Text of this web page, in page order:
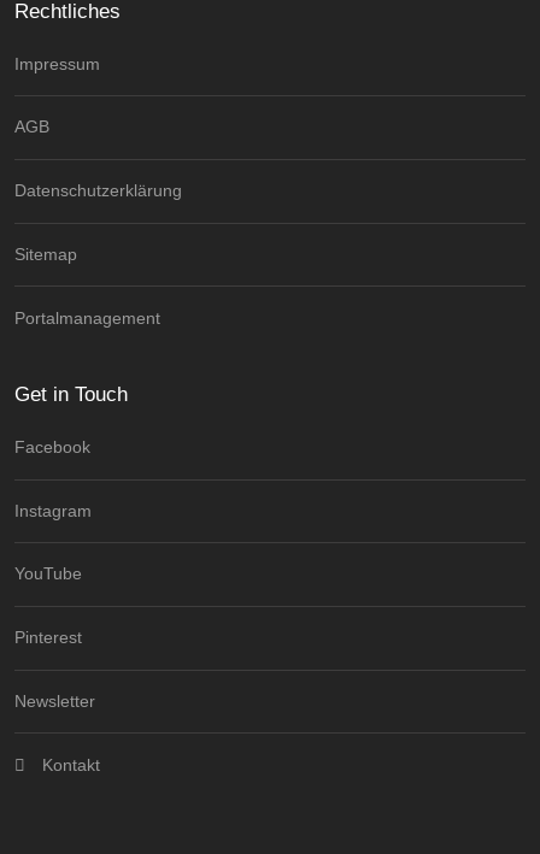
Rechtliches
Impressum
AGB
Datenschutzerklärung
Sitemap
Portalmanagement
Get in Touch
Facebook
Instagram
YouTube
Pinterest
Newsletter
Kontakt